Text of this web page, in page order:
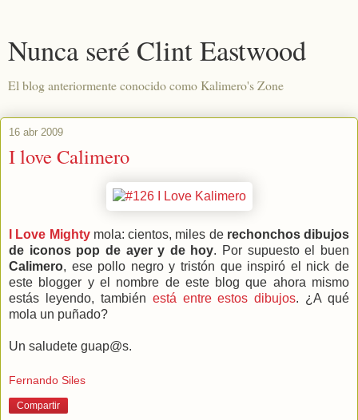
Nunca seré Clint Eastwood
El blog anteriormente conocido como Kalimero's Zone
16 abr 2009
I love Calimero
I Love Mightymola: cientos, miles de rechonchos dibujos
de iconos pop de ayer y de hoy. Por supuesto el buen
Calimero, ese pollo negro y tristón que inspiró el nick de
este blogger y el nombre de este blog que ahora mismo
estás leyendo, también está entre estos dibujos. ¿A qué
mola un puñado?
Un saludete guap@s.
Fernando Siles
Compartir